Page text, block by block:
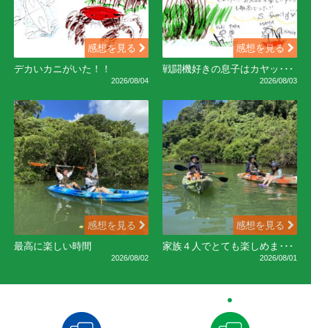
感想を見る
デカいカニがいた！！
2026/08/04
感想を見る
戦闘機好きの息子はカヤッ･･･
2026/08/03
感想を見る
最高に楽しい時間
2026/08/02
感想を見る
家族４人でとても楽しめま･･･
2026/08/01